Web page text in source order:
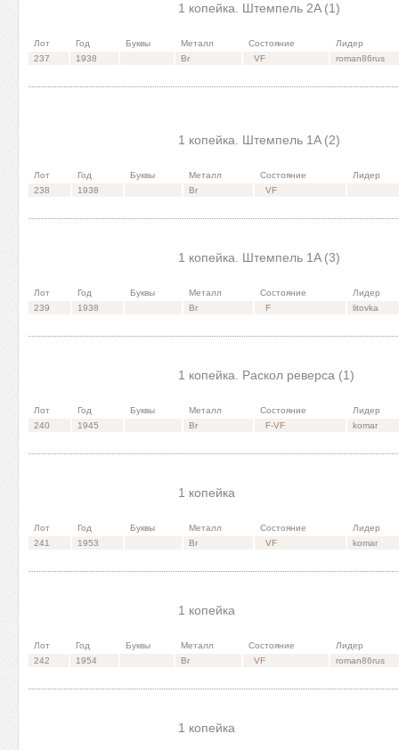
1 копейка. Штемпель 2A (1)
Лот Год Буквы Металл Состояние
Лидер
237
1938 Br VF roman86rus
1 копейка. Штемпель 1A (2)
Лот Год Буквы Металл Состояние
Лидер
238
1938 Br VF
1 копейка. Штемпель 1A (3)
Лот Год Буквы Металл Состояние
Лидер
239
1938 Br F litovka
1 копейка. Раскол реверса (1)
Лот Год Буквы Металл Состояние
Лидер
240
1945 Br F-VF komar
1 копейка
Лот Год Буквы Металл Состояние
Лидер
241
1953 Br VF komar
1 копейка
Лот Год Буквы Металл Состояние
Лидер
242
1954 Br VF roman86rus
1 копейка